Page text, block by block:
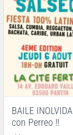
BAILE
con Perreo !!